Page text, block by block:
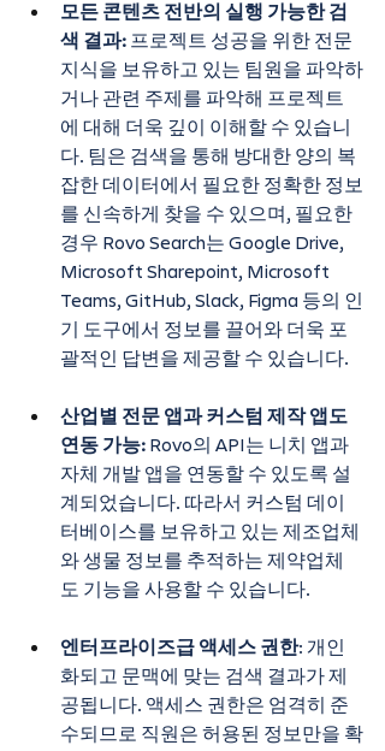
모든 콘텐츠 전반의 실행 가능한 검
색 결과: 프로젝트 성공을 위한 전문
지식을 보유하고 있는 팀원을 파악하
거나 관련 주제를 파악해 프로젝트
에 대해 더욱 깊이 이해할 수 있습니
다. 팀은 검색을 통해 방대한 양의 복
잡한 데이터에서 필요한 정확한 정보
를 신속하게 찾을 수 있으며, 필요한
경우 Rovo Search는 Google Drive,
Microsoft Sharepoint, Microsoft
Teams, GitHub, Slack, Figma 등의 인
기 도구에서 정보를 끌어와 더욱 포
괄적인 답변을 제공할 수 있습니다.
산업별 전문 앱과 커스텀 제작 앱도
연동 가능: Rovo의 API는 니치 앱과
자체 개발 앱을 연동할 수 있도록 설
계되었습니다. 따라서 커스텀 데이
터베이스를 보유하고 있는 제조업체
와 생물 정보를 추적하는 제약업체
도 기능을 사용할 수 있습니다.
엔터프라이즈급 액세스 권한: 개인
화되고 문맥에 맞는 검색 결과가 제
공됩니다. 액세스 권한은 엄격히 준
수되므로 직원은 허용된 정보만을 확